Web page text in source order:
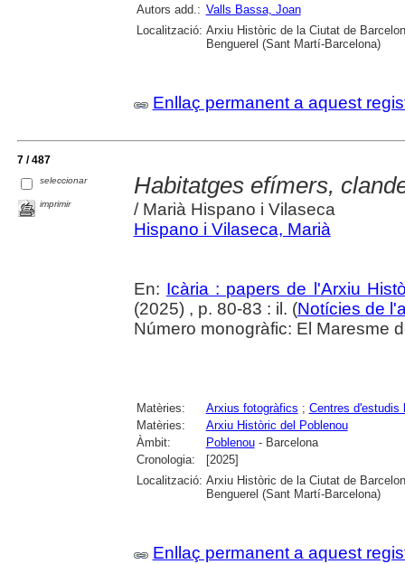
Autors add.: Valls Bassa, Joan
Localització: Arxiu Històric de la Ciutat de
Benguerel (Sant Martí-Barcelona)
Enllaç permanent a aquest
7 / 487
seleccionar
imprimir
Habitatges efímers,
/ Marià Hispano i Vilaseca
Hispano i Vilaseca, Marià
En: Icària : papers de l'Arxiu
(2025) , p. 80-83 : il. (Notícies de
Número monogràfic: El Maresme
Matèries: Arxius fotogràfics ; Centres d'estudis
Matèries:
Arxiu Històric del Poblenou
Àmbit:
Poblenou- Barcelona
Cronologia:
[2025]
Localització: Arxiu Històric de la Ciutat de
Benguerel (Sant Martí-Barcelona)
Enllaç permanent a aquest